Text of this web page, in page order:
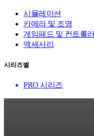
시뮬레이션
카메라 및 조명
게임패드 및 컨트롤러
액세서리
시리즈별
PRO 시리즈